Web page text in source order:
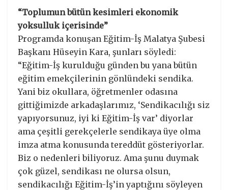
“Toplumun bütün kesimleri ekonomik
yoksulluk içerisinde”
Programda konuşan Eğitim-İş Malatya Şubesi
Başkanı Hüseyin Kara, şunları söyledi:
“Eğitim-İş kurulduğu günden bu yana bütün
eğitim emekçilerinin gönlündeki sendika.
Yani biz okullara, öğretmenler odasına
gittiğimizde arkadaşlarımız, ‘Sendikacılığı siz
yapıyorsunuz, iyi ki Eğitim-İş var’ diyorlar
ama çeşitli gerekçelerle sendikaya üye olma
imza atma konusunda tereddüt gösteriyorlar.
Biz o nedenleri biliyoruz. Ama şunu duymak
çok güzel, sendikası ne olursa olsun,
sendikacılığı Eğitim-İş’in yaptığını söyleyen